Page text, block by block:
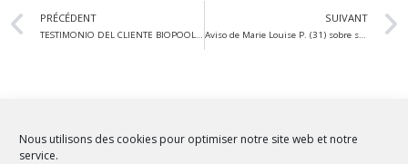
Nous utilisons des cookies pour optimiser notre site web et notre
service.
PRÉCÉDENT
TESTIMONIO DEL CLIENTE BIOPOOLTECH : Georges Éric G. (04)
SUIVANT
Aviso de Marie Louise P. (31) sobre su piscina BIOPOOLTECH